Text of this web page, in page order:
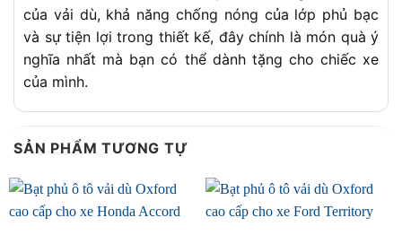
của vải dù, khả năng chống nóng của lớp phủ bạc
và sự tiện lợi trong thiết kế, đây chính là món quà ý
nghĩa nhất mà bạn có thể dành tặng cho chiếc xe
của mình.
SẢN PHẨM TƯƠNG TỰ